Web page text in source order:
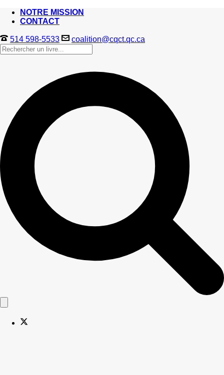
NOTRE MISSION
CONTACT
514 598-5533 coalition@cqct.qc.ca